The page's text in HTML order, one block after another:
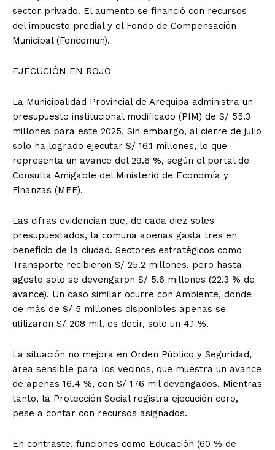
sector privado. El aumento se financió con recursos
del impuesto predial y el Fondo de Compensación
Municipal (Foncomun).
EJECUCIÓN EN ROJO
La Municipalidad Provincial de Arequipa administra un
presupuesto institucional modificado (PIM) de S/ 55.3
millones para este 2025. Sin embargo, al cierre de julio
solo ha logrado ejecutar S/ 16.1 millones, lo que
representa un avance del 29.6 %, según el portal de
Consulta Amigable del Ministerio de Economía y
Finanzas (MEF).
Las cifras evidencian que, de cada diez soles
presupuestados, la comuna apenas gasta tres en
beneficio de la ciudad. Sectores estratégicos como
Transporte recibieron S/ 25.2 millones, pero hasta
agosto solo se devengaron S/ 5.6 millones (22.3 % de
avance). Un caso similar ocurre con Ambiente, donde
de más de S/ 5 millones disponibles apenas se
utilizaron S/ 208 mil, es decir, solo un 4.1 %.
La situación no mejora en Orden Público y Seguridad,
área sensible para los vecinos, que muestra un avance
de apenas 16.4 %, con S/ 176 mil devengados. Mientras
tanto, la Protección Social registra ejecución cero,
pese a contar con recursos asignados.
En contraste, funciones como Educación (60 % de